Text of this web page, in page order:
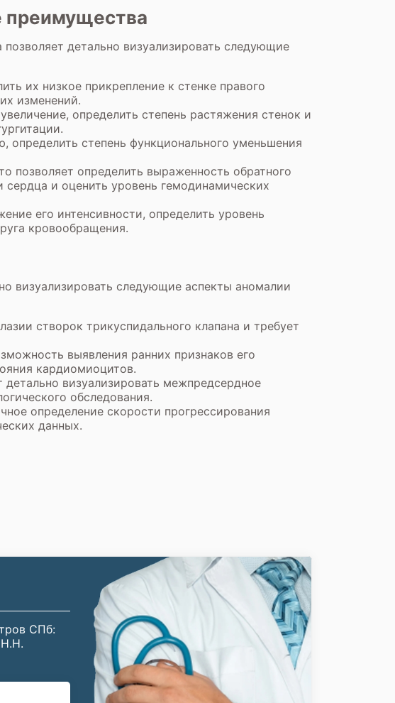
преимущества
позволяет детально визуализировать следующие
их низкое прикрепление к стенке правого
изменений.
определить степень растяжения стенок и
определить степень функционального уменьшения
позволяет определить выраженность обратного
и оценить уровень гемодинамических
его интенсивности, определить уровень
кровообращения.
визуализировать следующие аспекты аномалии
створок трикуспидального клапана и требует
выявления ранних признаков его
кардиомиоцитов.
визуализировать межпредсердное
обследования.
определение скорости прогрессирования
данных.
СПб: